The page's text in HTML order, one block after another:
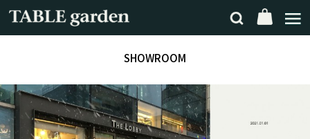
SHOWROOM